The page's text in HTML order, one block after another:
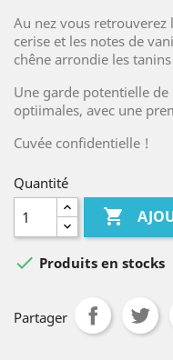
Au nez vous retrouverez
cerise et les notes de
chêne arrondie les
Une garde potentielle
optiimales, avec une
Cuvée confidentielle !
Quantité

 Produits en stocks
Partager